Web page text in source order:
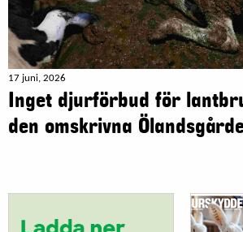
17 juni, 2026
Inget djurförbud för
den omskrivna